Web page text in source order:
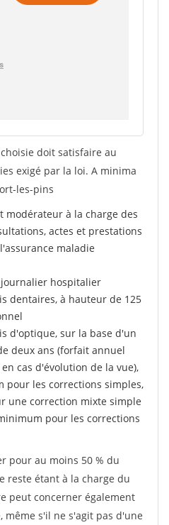
doit satisfaire au
exigé par la loi. A minima
les-pins
modérateur à la charge des
actes et prestations
maladie
hospitalier
dentaires, à hauteur de 125
d'optique, sur la base d'un
deux ans (forfait annuel
cas d'évolution de la vue),
pour les corrections simples,
une correction mixte simple
pour les corrections
pour au moins 50 % du
reste étant à la charge du
peut concerner également
même s'il ne s'agit pas d'une